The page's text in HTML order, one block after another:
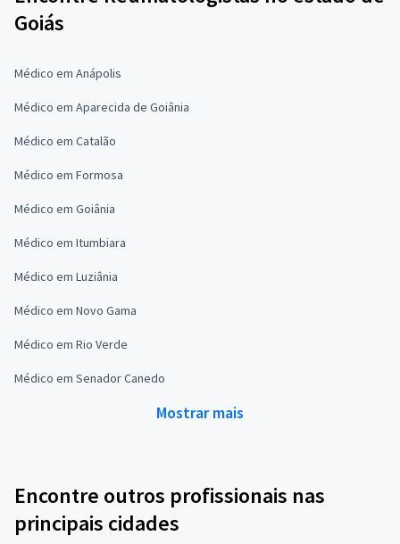
Goiás
Médico em Anápolis
Médico em Aparecida de Goiânia
Médico em Catalão
Médico em Formosa
Médico em Goiânia
Médico em Itumbiara
Médico em Luziânia
Médico em Novo Gama
Médico em Rio Verde
Médico em Senador Canedo
Mostrar mais
Encontre outros profissionais nas
principais cidades